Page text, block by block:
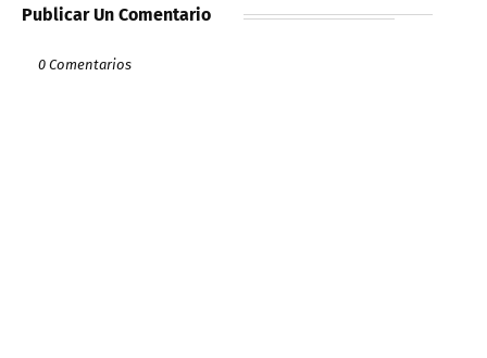
Publicar Un Comentario
0 Comentarios